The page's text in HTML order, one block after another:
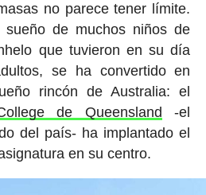
no parece tener límite.
de muchos niños de
que tuvieron en su día
se ha convertido en
rincón de Australia: el
de Queensland -el
del país- ha implantado el
en su centro.